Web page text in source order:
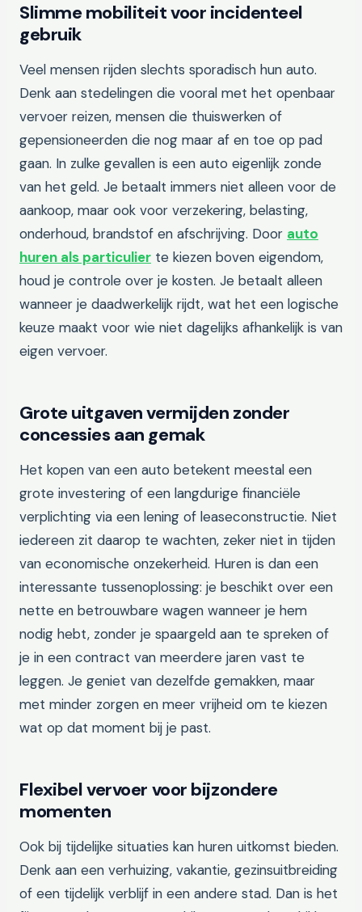
Slimme mobiliteit voor incidenteel
gebruik
Veel mensen rijden slechts sporadisch hun auto.
Denk aan stedelingen die vooral met het openbaar
vervoer reizen, mensen die thuiswerken of
gepensioneerden die nog maar af en toe op pad
gaan. In zulke gevallen is een auto eigenlijk zonde
van het geld. Je betaalt immers niet alleen voor de
aankoop, maar ook voor verzekering, belasting,
onderhoud, brandstof en afschrijving. Door auto
huren als particulier te kiezen boven eigendom,
houd je controle over je kosten. Je betaalt alleen
wanneer je daadwerkelijk rijdt, wat het een logische
keuze maakt voor wie niet dagelijks afhankelijk is van
eigen vervoer.
Grote uitgaven vermijden zonder
concessies aan gemak
Het kopen van een auto betekent meestal een
grote investering of een langdurige financiële
verplichting via een lening of leaseconstructie. Niet
iedereen zit daarop te wachten, zeker niet in tijden
van economische onzekerheid. Huren is dan een
interessante tussenoplossing: je beschikt over een
nette en betrouwbare wagen wanneer je hem
nodig hebt, zonder je spaargeld aan te spreken of
je in een contract van meerdere jaren vast te
leggen. Je geniet van dezelfde gemakken, maar
met minder zorgen en meer vrijheid om te kiezen
wat op dat moment bij je past.
Flexibel vervoer voor bijzondere
momenten
Ook bij tijdelijke situaties kan huren uitkomst bieden.
Denk aan een verhuizing, vakantie, gezinsuitbreiding
of een tijdelijk verblijf in een andere stad. Dan is het